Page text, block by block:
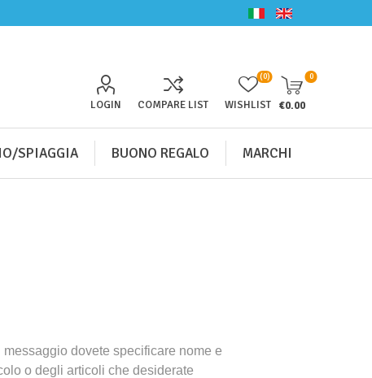
LOGIN COMPARE LIST WISHLIST
(0) 0
€0.00
SPIAGGIA BUONO REGALO MARCHI
dovete specificare nome e
o degli articoli che desiderate